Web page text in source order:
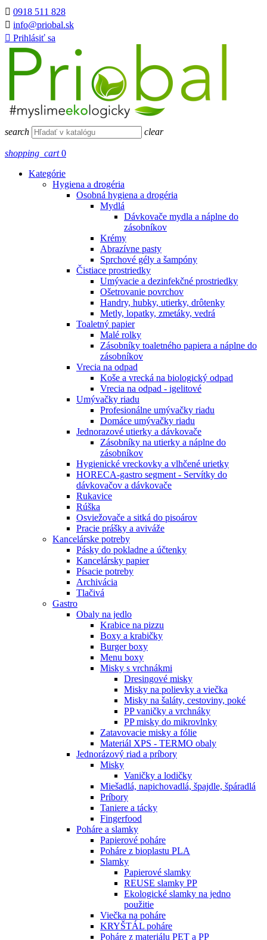
 0918 511 828
 info@priobal.sk
 Prihlásiť sa
search clear
shopping_cart 0
Kategórie
Hygiena a drogéria
Osobná hygiena a drogéria
Mydlá
Dávkovače mydla a náplne do
zásobníkov
Krémy
Abrazívne pasty
Sprchové gély a šampóny
Čistiace prostriedky
Umývacie a dezinfekčné prostriedky
Ošetrovanie povrchov
Handry, hubky, utierky, drôtenky
Metly, lopatky, zmetáky, vedrá
Toaletný papier
Malé rolky
Zásobníky toaletného papiera a náplne do
zásobníkov
Vrecia na odpad
Koše a vrecká na biologický odpad
Vrecia na odpad - igelitové
Umývačky riadu
Profesionálne umývačky riadu
Domáce umývačky riadu
Jednorazové utierky a dávkovače
Zásobníky na utierky a náplne do
zásobníkov
Hygienické vreckovky a vlhčené urietky
HORECA-gastro segment - Servítky do
dávkovačov a dávkovače
Rukavice
Rúška
Osviežovače a sitká do pisoárov
Pracie prášky a aviváže
Kancelárske potreby
Pásky do pokladne a účtenky
Kancelársky papier
Písacie potreby
Archivácia
Tlačivá
Gastro
Obaly na jedlo
Krabice na pizzu
Boxy a krabičky
Burger boxy
Menu boxy
Misky s vrchnákmi
Dresingové misky
Misky na polievky a viečka
Misky na šaláty, cestoviny, poké
PP vaničky a vrchnáky
PP misky do mikrovlnky
Zatavovacie misky a fólie
Materiál XPS - TERMO obaly
Jednorázový riad a príbory
Misky
Vaničky a lodičky
Miešadlá, napichovadlá, špajdle, špáradlá
Príbory
Taniere a tácky
Fingerfood
Poháre a slamky
Papierové poháre
Poháre z bioplastu PLA
Slamky
Papierové slamky
REUSE slamky PP
Ekologické slamky na jedno
použitie
Viečka na poháre
KRYŠTÁL poháre
Poháre z materiálu PET a PP